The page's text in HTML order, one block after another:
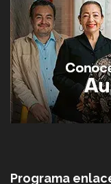
Programa